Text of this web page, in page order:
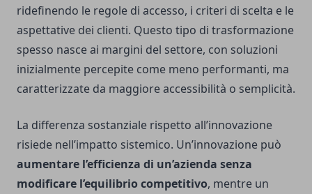
ridefinendo le regole di accesso, i criteri di scelta e le
aspettative dei clienti. Questo tipo di trasformazione
spesso nasce ai margini del settore, con soluzioni
inizialmente percepite come meno performanti, ma
caratterizzate da maggiore accessibilità o semplicità.
La differenza sostanziale rispetto all’innovazione
risiede nell’impatto sistemico. Un’innovazione può
aumentare l’efficienza di un’azienda senza
modificare l’equilibrio competitivo, mentre un